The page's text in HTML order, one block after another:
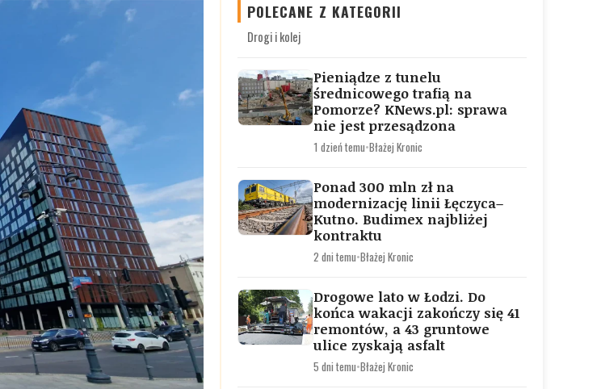
POLECANE Z KATEGORII
Drogi i kolej
Pieniądze z tunelu
średnicowego trafią na
Pomorze? KNews.pl: sprawa
nie jest przesądzona
1 dzień temu•Błażej Kronic
Ponad 300 mln zł na
modernizację linii Łęczyca–
Kutno. Budimex najbliżej
kontraktu
2 dni temu•Błażej Kronic
Drogowe lato w Łodzi. Do
końca wakacji zakończy się 41
remontów, a 43 gruntowe
ulice zyskają asfalt
5 dni temu•Błażej Kronic